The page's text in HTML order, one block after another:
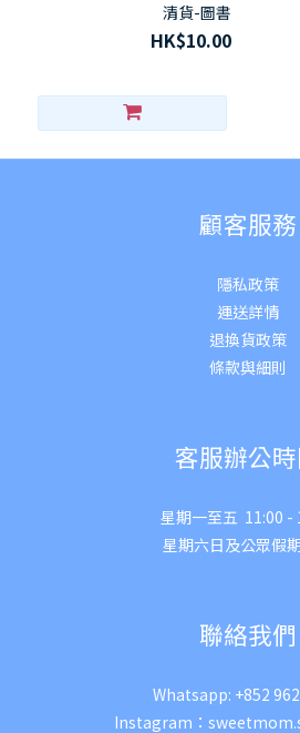
清貨-圖書
HK$10.00
顧客服務
隱私政策
運送詳情
退換貨政策
條款與細則
客服辦公
星期一至五 11:00 -
星期六日及公眾假
聯絡我們
Whatsapp: +852
Instagram：